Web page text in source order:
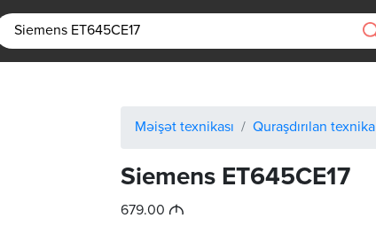
Məişət texnikası Quraşdırılan texnika
Siemens ET645CE17
679.00 M